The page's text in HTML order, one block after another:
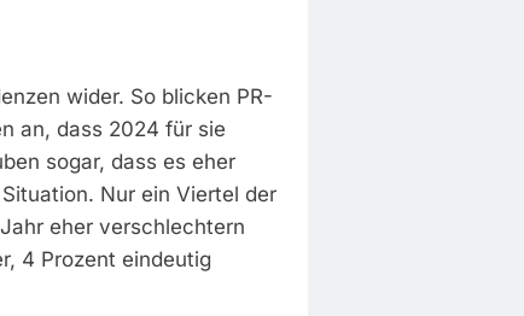
wider. So blicken PR-
an, dass 2024 für sie
sogar, dass es eher
Nur ein Viertel der
eher verschlechtern
4 Prozent eindeutig